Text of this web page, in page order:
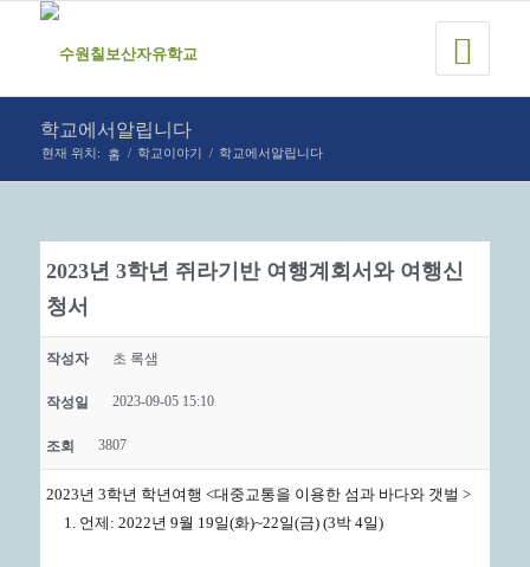
학교에서알립니다
현재 위치: 홈 / 학교이야기 / 학교에서알립니다
2023년 3학년 쥐라기반 여행계회서와 여행신
청서
작성자 초 록샘
작성일 2023-09-05 15:10
조회 3807
2023년 3학년 학년여행 <대중교통을 이용한 섬과 바다와 갯벌 >
언제: 2022년 9월 19일(화)~22일(금) (3박 4일)